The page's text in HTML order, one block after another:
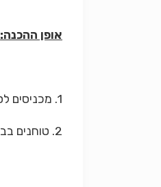
אופן ההכנה:
1. מכניסים לסיר את הירקות ומכסים במים. מוסיפים את התבלינים (פרט לג'ינג'ר) ומבשלים כשעה-שעה וחצי על אש קטנה עד שמתרכך.
2. טוחנים בבלנדר ידני או חשמלי את כל הירקות ומוסיפים את הג'ינג'ר.